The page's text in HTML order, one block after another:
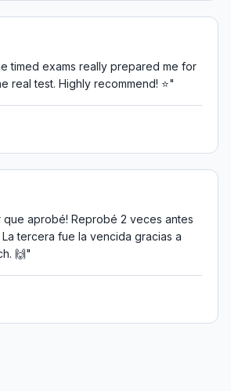
timed exams really prepared me for
real test. Highly recommend! ⭐"
que aprobé! Reprobé 2 veces antes
tercera fue la vencida gracias a
🙌"